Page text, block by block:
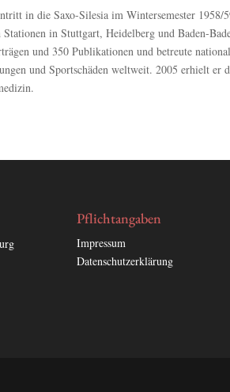
in die Saxo-Silesia im Wintersemester 1958/
in Stuttgart, Heidelberg und Baden-
und 350 Publikationen und betreute
und Sportschäden weltweit. 2005 erhielt er
Pflichtangaben
Impressum
Datenschutzerklärung